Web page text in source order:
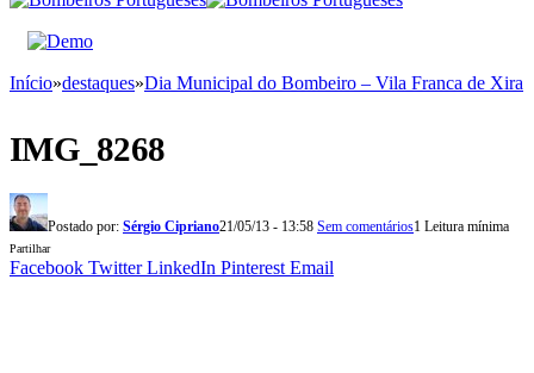
Início»destaques»Dia Municipal do Bombeiro – Vila Franca de Xira
IMG_8268
Postado por: Sérgio Cipriano21/05/13 - 13:58 Sem comentários1 Leitura mínima
Partilhar
Facebook Twitter LinkedIn Pinterest Email